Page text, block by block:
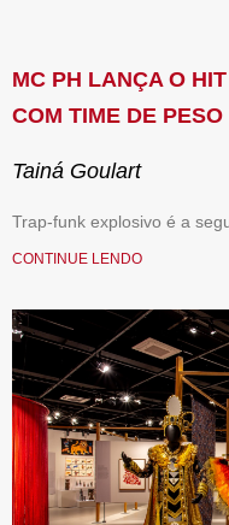
MC PH LANÇA O
COM TIME DE
Tainá Goulart
Trap-funk explosivo é a
CONTINUE LENDO